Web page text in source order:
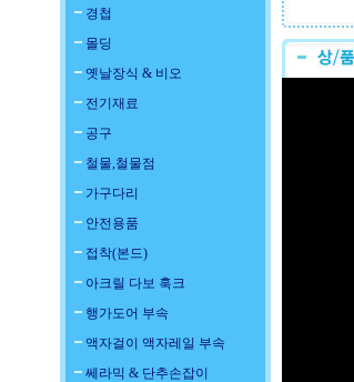
경첩
몰딩
옛날장식 & 비오
전기재료
공구
철물,철물점
가구다리
안전용품
접착(본드)
아크릴 다보 훅크
행가도어 부속
액자걸이 액자레일 부속
쎄라믹 & 단추손잡이